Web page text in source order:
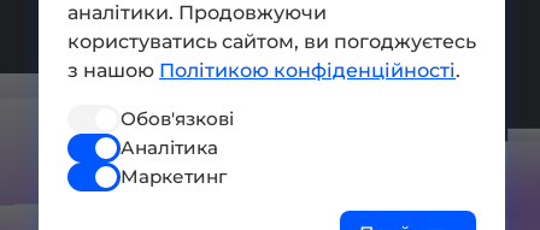
Мапа сайту
Press kit
Умови використання
аналітики. Продовжуючи
користуватись сайтом, ви погоджуєтесь
з нашою Політикою конфіденційності.
Обов'язкові
Аналітика
Маркетинг